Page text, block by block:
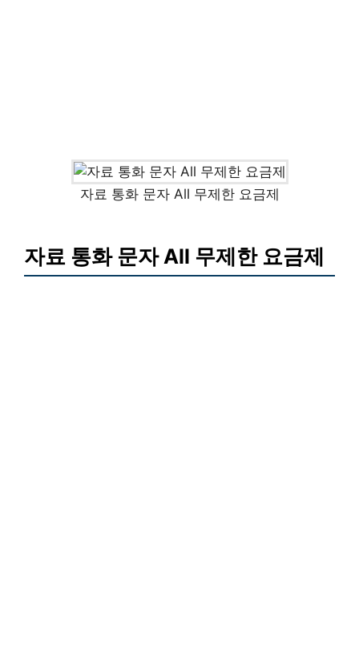
자료 통화 문자 All 무제한 요금제
자료 통화 문자 All 무제한 요금제